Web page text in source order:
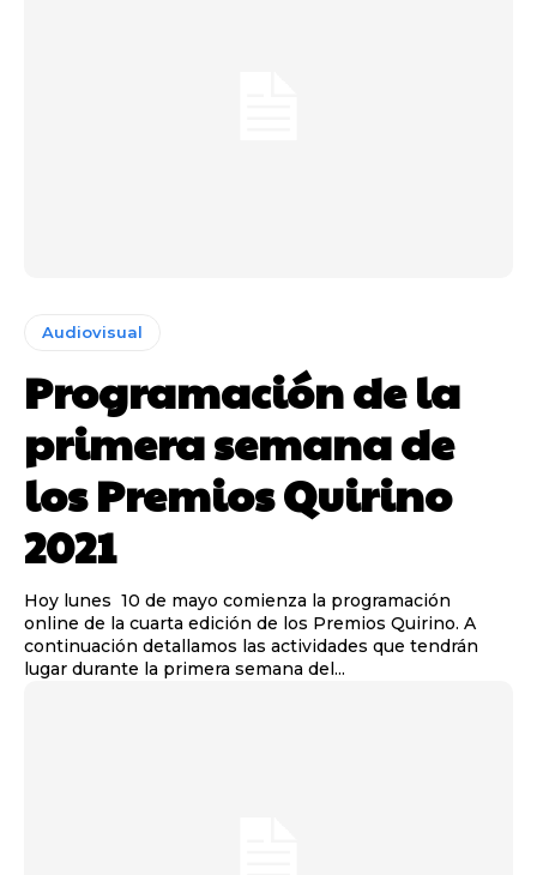
Audiovisual
Programación de la
primera semana de
los Premios Quirino
2021
Hoy lunes 10 de mayo comienza la programación
online de la cuarta edición de los Premios Quirino. A
continuación detallamos las actividades que tendrán
lugar durante la primera semana del...